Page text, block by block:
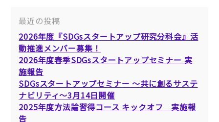
最近の投稿
2026年度『SDGsスタートアップ研究分科会』活
動推進メンバー募集！
2026年度春季SDGsスタートアップセミナー 実
施報告
SDGsスタートアップセミナー ～共に創るサステ
ナビリティ～3月14日開催
2025年度方法論習得コース キックオフ 実施報
告